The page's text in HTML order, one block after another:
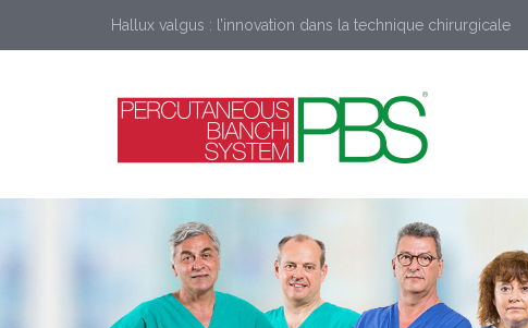
Hallux valgus : l’innovation dans la technique chirurgicale